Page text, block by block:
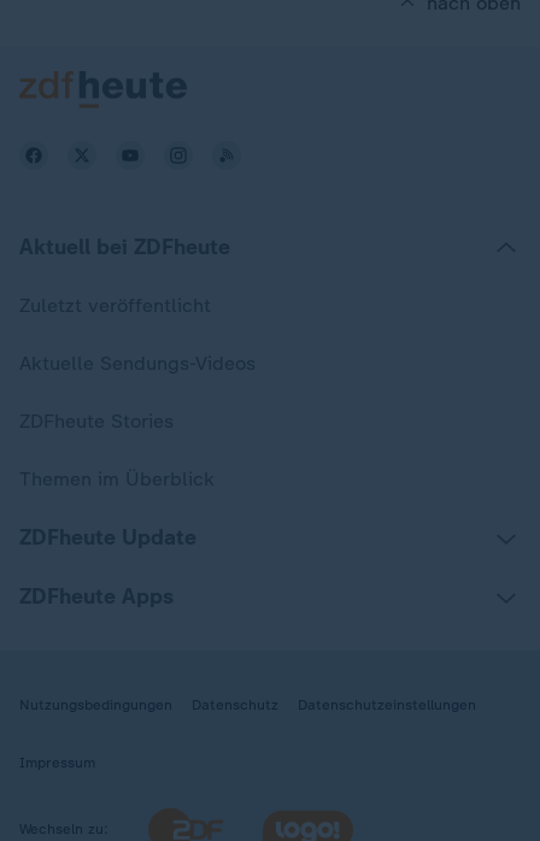
Nutzungsbedingungen Datenschutz Datenschutzeinstellungen
Impressum
Wechseln zu: